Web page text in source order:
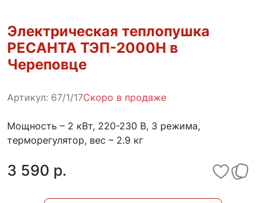
Электрическая теплопушка
РЕСАНТА ТЭП-2000Н в
Череповце
Артикул: 67/1/17Скоро в продаже
Мощность – 2 кВт, 220-230 В, 3 режима,
терморегулятор, вес – 2.9 кг
3 590 p.